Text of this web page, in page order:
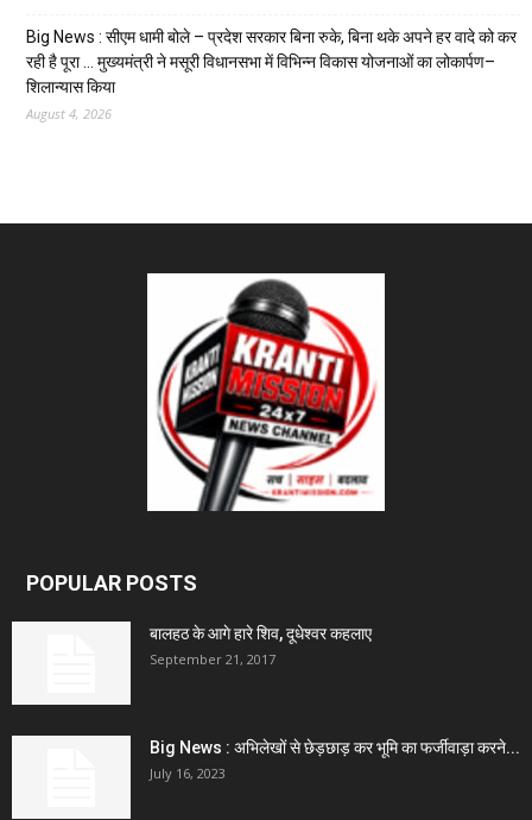
Big News : सीएम धामी बोले – प्रदेश सरकार बिना रुके, बिना थके अपने हर वादे को कर
रही है पूरा … मुख्यमंत्री ने मसूरी विधानसभा में विभिन्न विकास योजनाओं का लोकार्पण–
शिलान्यास किया
August 4, 2026
POPULAR POSTS
बालहठ के आगे हारे शिव, दूधेश्वर कहलाए
September 21, 2017
Big News : अभिलेखों से छेड़छाड़ कर भूमि का फर्जीवाड़ा करने...
July 16, 2023